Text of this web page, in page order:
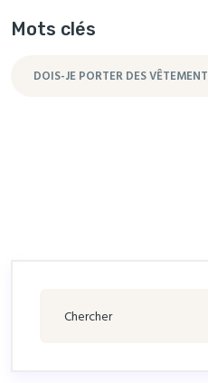
Mots clés
DOIS-JE PORTER DES